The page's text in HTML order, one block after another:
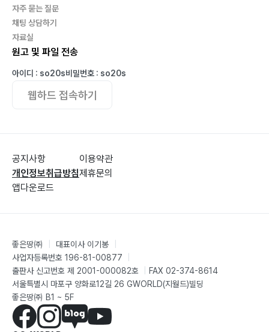
자주 묻는 질문
채팅 상담하기
자료실
원고 및 파일 전송
아이디 : so20s비밀번호 : so20s
웹하드 접속하기
공지사항
개인정보취급방침
앱다운로드
이용약관
제휴문의
좋은땅㈜ 대표이사 이기봉
사업자등록번호 196-81-00877
출판사 신고번호 제 2001-000082호
FAX 02-374-8614
서울특별시 마포구 양화로12길 26 GWORLD(지월드)빌딩
좋은땅㈜ B1 ~ 5F